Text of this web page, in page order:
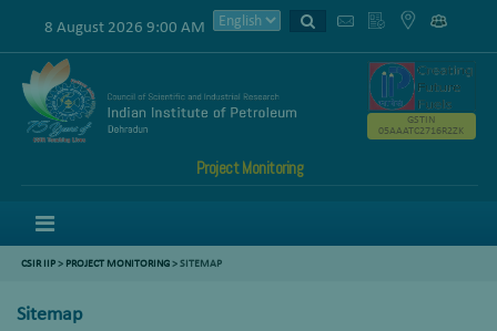
8 August 2026 9:00 AM
Project Monitoring
GSTIN
05AAATC2716R2ZK
CSIR IIP> PROJECT MONITORING> SITEMAP
Sitemap